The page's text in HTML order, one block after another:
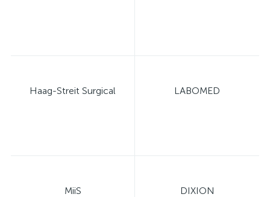
Haag-Streit Surgical LABOMED
MiiS DIXION